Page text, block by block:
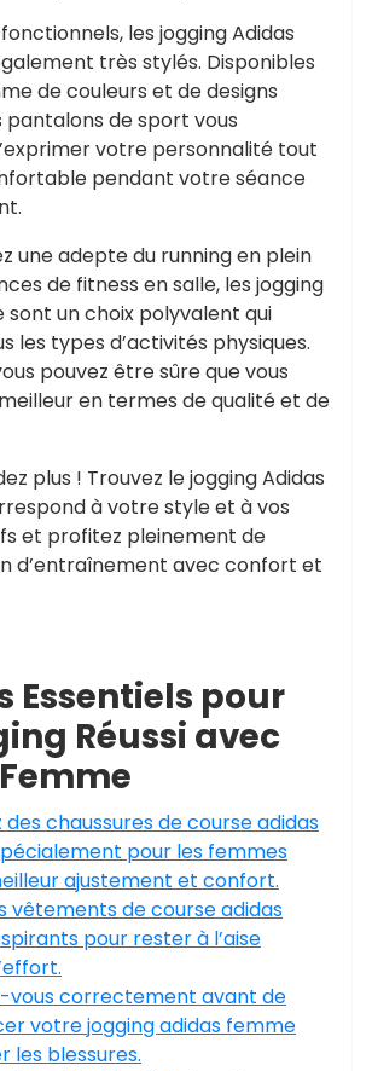
les jogging Adidas
très stylés. Disponibles
de couleurs et de designs
pantalons de sport vous
votre personnalité tout
pendant votre séance
une adepte du running en plein
de fitness en salle, les jogging
sont un choix polyvalent qui
les types d’activités physiques.
pouvez être sûre que vous
en termes de qualité et de
plus ! Trouvez le jogging Adidas
à votre style et à vos
et profitez pleinement de
d’entraînement avec confort et
Essentiels pour
Réussi avec
des chaussures de course adidas
pour les femmes
ajustement et confort.
vêtements de course adidas
pour rester à l’aise
vous correctement avant de
votre jogging adidas femme
les blessures.